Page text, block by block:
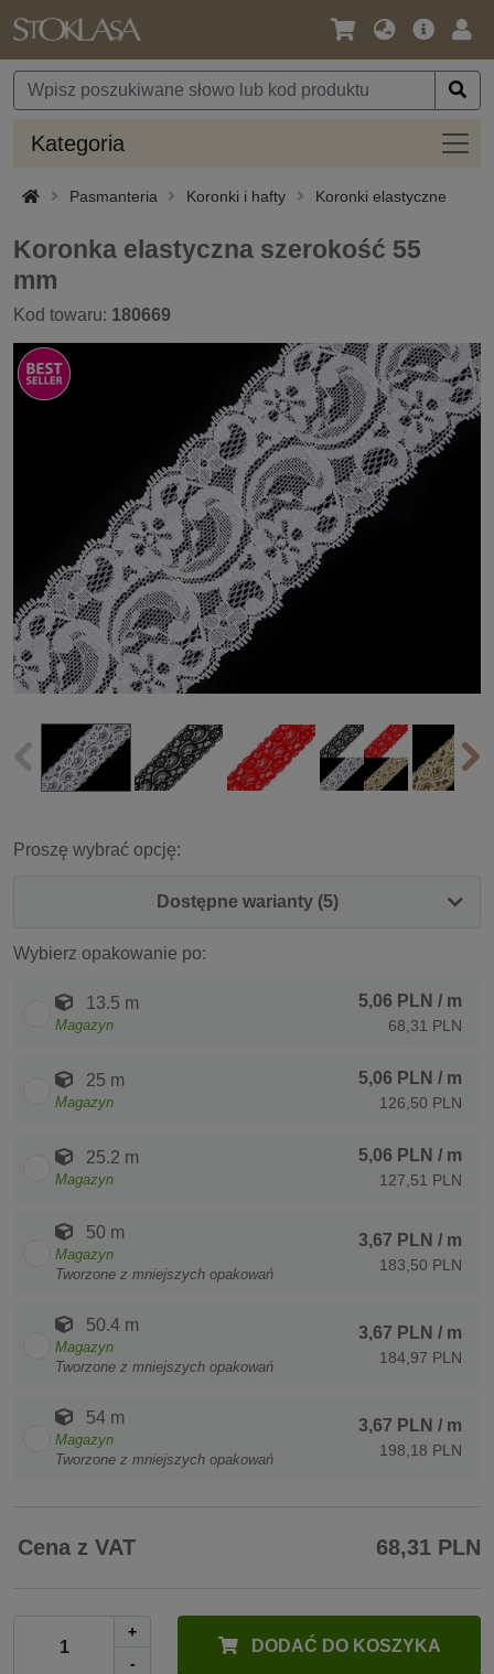
Język
Waluta
Oferta
Kategoria
Pasmanteria Koronki i hafty Koronki elastyczne
Koronka elastyczna szerokość 55
mm
Kod towaru: 180669
Proszę wybrać opcję:
Dostępne warianty (5)
Wybierz opakowanie po:
13.5 m
Magazyn
5,06 PLN / m
68,31 PLN
25 m
Magazyn
5,06 PLN / m
126,50 PLN
25.2 m
Magazyn
5,06 PLN / m
127,51 PLN
50 m
Magazyn
Tworzone z mniejszych opakowań
3,67 PLN / m
183,50 PLN
50.4 m
Magazyn
Tworzone z mniejszych opakowań
3,67 PLN / m
184,97 PLN
54 m
Magazyn
Tworzone z mniejszych opakowań
3,67 PLN / m
198,18 PLN
Cena z VAT 68,31 PLN
+
-
DODAĆ DO KOSZYKA